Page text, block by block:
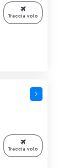
Traccia volo
Traccia volo